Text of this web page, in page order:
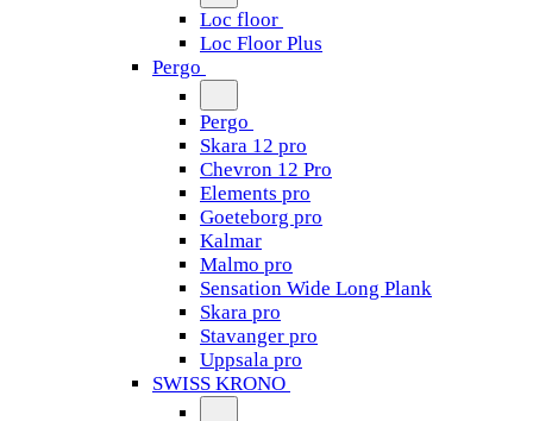
Loc floor
Loc Floor Plus
Pergo
Pergo
Skara 12 pro
Chevron 12 Pro
Elements pro
Goeteborg pro
Kalmar
Malmo pro
Sensation Wide Long Plank
Skara pro
Stavanger pro
Uppsala pro
SWISS KRONO